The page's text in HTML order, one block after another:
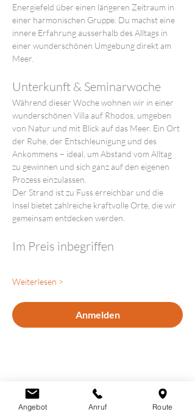
Energiefeld über einen längeren Zeitraum in
einer harmonischen Gruppe. Du machst eine
innere Erfahrung ausserhalb des Alltags in
einer wunderschönen Umgebung direkt am
Meer.
Unterkunft & Seminarwoche
Während dieser Woche wohnen wir in einer
wunderschönen Villa auf Rhodos, umgeben
von Natur und mit Blick auf das Meer. Ein Ort
der Ruhe, der Entschleunigung und des
Ankommens – ideal, um Abstand vom Alltag
zu gewinnen und sich ganz auf den eigenen
Prozess einzulassen.
Der Strand ist zu Fuss erreichbar und die
Insel bietet zahlreiche kraftvolle Orte, die wir
gemeinsam entdecken werden.
Im Preis inbegriffen
Weiterlesen >
Anmelden
Diese Veranstaltung teilen
Angebot Anruf Route